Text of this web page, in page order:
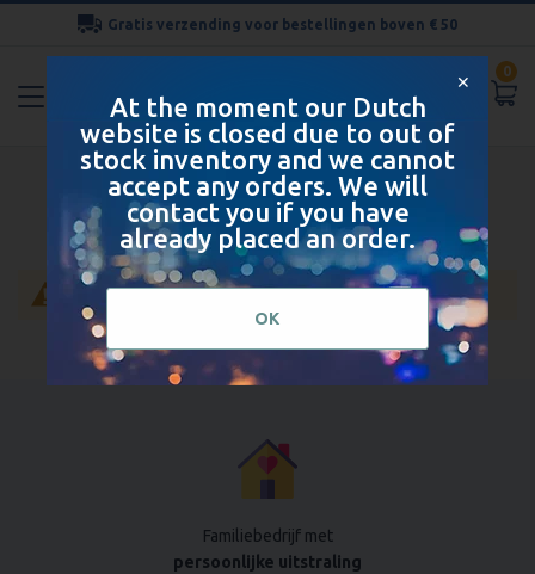
At the moment our Dutch
website is closed due to out of
stock inventory and we cannot
accept any orders. We will
contact you if you have
already placed an order.
OK
✕
0
Gratis verzending voor bestellingen boven € 50
de
Giftbox voor kinderen
Geen producten gevonden voor deze selectie.
Familiebedrijf met
persoonlijke uitstraling